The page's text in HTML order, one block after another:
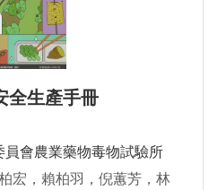
全生產手冊
員會農業藥物毒物試驗所
宏，賴柏羽，倪蕙芳，林